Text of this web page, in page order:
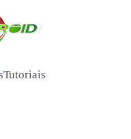
/
Tutoriais